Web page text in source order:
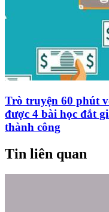
Trò truyện 60 phút
được 4 bài học đắt
thành công
Tin liên quan